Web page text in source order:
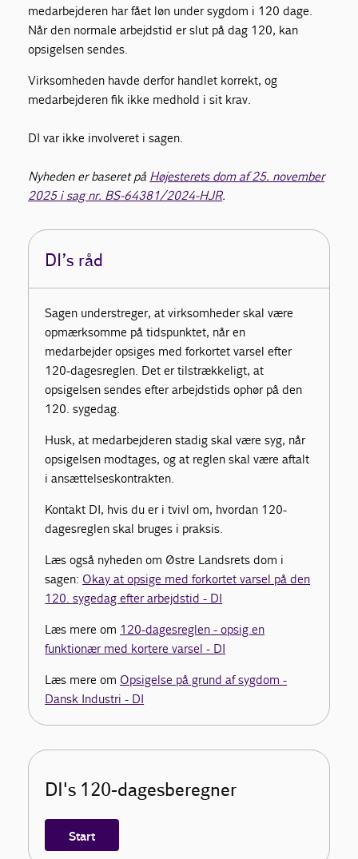
medarbejderen har fået løn under sygdom i 120 dage.
Når den normale arbejdstid er slut på dag 120, kan
opsigelsen sendes.
Virksomheden havde derfor handlet korrekt, og
medarbejderen fik ikke medhold i sit krav.
DI var ikke involveret i sagen.
Nyheden er baseret på Højesterets dom af 25. november
2025 i sag nr. BS-64381/2024-HJR.
DI’s råd
Sagen understreger, at virksomheder skal være
opmærksomme på tidspunktet, når en
medarbejder opsiges med forkortet varsel efter
120-dagesreglen. Det er tilstrækkeligt, at
opsigelsen sendes efter arbejdstids ophør på den
120. sygedag.
Husk, at medarbejderen stadig skal være syg, når
opsigelsen modtages, og at reglen skal være aftalt
i ansættelseskontrakten.
Kontakt DI, hvis du er i tvivl om, hvordan 120-
dagesreglen skal bruges i praksis.
Læs også nyheden om Østre Landsrets dom i
sagen: Okay at opsige med forkortet varsel på den
120. sygedag efter arbejdstid - DI
Læs mere om 120-dagesreglen - opsig en
funktionær med kortere varsel - DI
Læs mere om Opsigelse på grund af sygdom -
Dansk Industri - DI
DI's 120-dagesberegner
Start